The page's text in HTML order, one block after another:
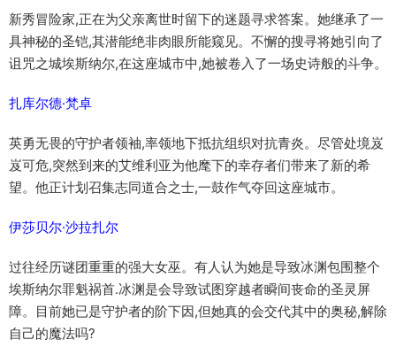
新秀冒险家,正在为父亲离世时留下的迷题寻求答案。她继承了一
具神秘的圣铠,其潜能绝非肉眼所能窥见。不懈的搜寻将她引向了
诅咒之城埃斯纳尔,在这座城市中,她被卷入了一场史诗般的斗争。
扎库尔德·梵卓
英勇无畏的守护者领袖,率领地下抵抗组织对抗青炎。尽管处境岌
岌可危,突然到来的艾维利亚为他麾下的幸存者们带来了新的希
望。他正计划召集志同道合之士,一鼓作气夺回这座城市。
伊莎贝尔·沙拉扎尔
过往经历谜团重重的强大女巫。有人认为她是导致冰渊包围整个
埃斯纳尔罪魁祸首.冰渊是会导致试图穿越者瞬间丧命的圣灵屏
障。目前她已是守护者的阶下因,但她真的会交代其中的奥秘,解除
自己的魔法吗?